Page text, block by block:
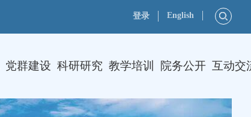
登录 English
党群建设 科研研究 教学培训 院务公开 互动交